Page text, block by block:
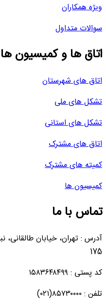
ویژه همکاران
سوالات متداول
اتاق ها و کمیسیون ها
اتاق های شهرستان
تشکل های ملی
تشکل های استانی
اتاق های مشترک
کمیته های مشترک
کمیسیون ها
تماس با ما
آدرس : تهران، خیابان
175
کد پستی : ۱۵۸۳۶۴۸۴۹۹
تلفن : ۸۵۷۳۰۰۰۰(۰۲۱)